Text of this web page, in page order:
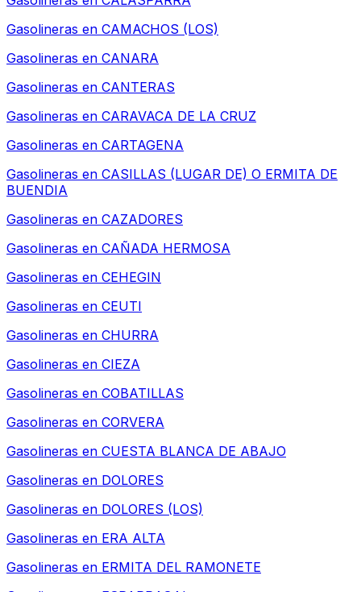
Gasolineras en CAMACHOS (LOS)
Gasolineras en CANARA
Gasolineras en CANTERAS
Gasolineras en CARAVACA DE LA CRUZ
Gasolineras en CARTAGENA
Gasolineras en CASILLAS (LUGAR DE) O ERMITA DE
BUENDIA
Gasolineras en CAZADORES
Gasolineras en CAÑADA HERMOSA
Gasolineras en CEHEGIN
Gasolineras en CEUTI
Gasolineras en CHURRA
Gasolineras en CIEZA
Gasolineras en COBATILLAS
Gasolineras en CORVERA
Gasolineras en CUESTA BLANCA DE ABAJO
Gasolineras en DOLORES
Gasolineras en DOLORES (LOS)
Gasolineras en ERA ALTA
Gasolineras en ERMITA DEL RAMONETE